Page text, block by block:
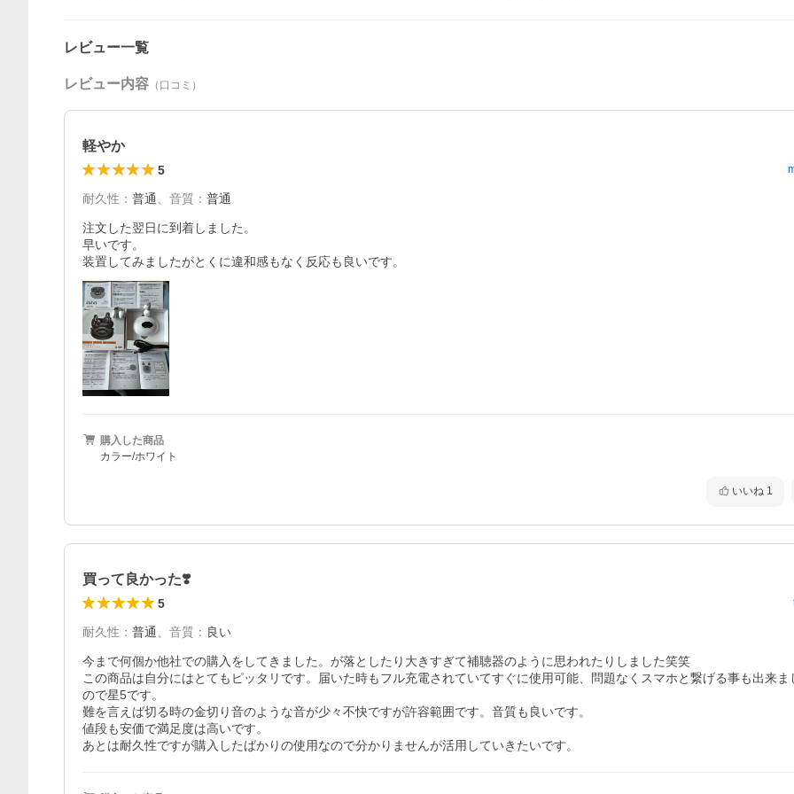
レビュー一覧
レビュー内容 （口コミ）
軽やか
5
耐久性 ： 普通 音質 ： 普通
注文した翌日に到着しました。
早いです。
購入した商品
カラー/ホワイト
いいね 1
買って良かった❣️
5
耐久性 ： 普通 音質 ： 良い
今まで何個か他社での購入をしてきました。が落としたり大きすぎて補聴器のように思われたりしました笑笑
この商品は自分にはとてもピッタリです。届いた時もフル充電されていてすぐに使用可能、問題なくスマホと繋げる事も出来ま
ので星5です。
難を言えば切る時の金切り音のような音が少々不快ですが許容範囲です。音質も良いです。
値段も安価で満足度は高いです。
あとは耐久性ですが購入したばかりの使用なので分かりませんが活用していきたいです。